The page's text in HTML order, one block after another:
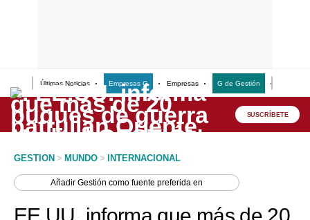
Últimas Noticias Empresas G Empresas G de Gestión
Lo último
Peru Quiosco SUSCRÍBETE
GESTION > MUNDO > INTERNACIONAL
AñadirGestión como fuente preferida en